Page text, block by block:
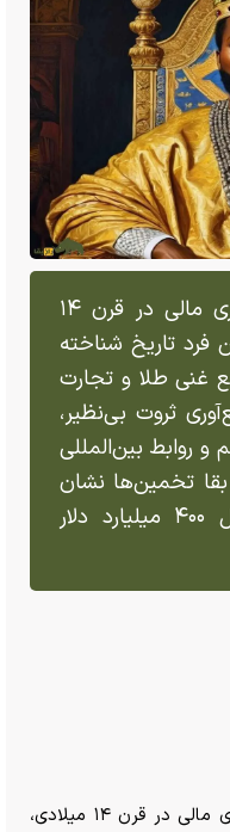
منسا موسی، پادشاه امپراتوری مالی در قرن ۱۴
فرد تاریخ شناخته
غنی طلا و تجارت
ثروت بی‌نظیر،
و روابط بین‌المللی
تخمین‌ها نشان
می‌دهند که ثروت او معادل ۴۰۰ میلیارد دلار
منسا موسی، امپراتور امپراتوری مالی در قرن ۱۴ میلادی،